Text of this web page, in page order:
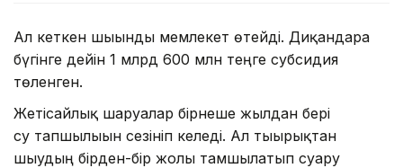
Ал кеткен шығынды мемлекет өтейді. Диқандарға
бүгінге дейін 1 млрд 600 млн теңге субсидия
төленген.
Жетісайлық шаруалар бірнеше жылдан бері
су тапшылығын сезініп келеді. Ал тығырықтан
шығудың бірден-бір жолы тамшылатып суару